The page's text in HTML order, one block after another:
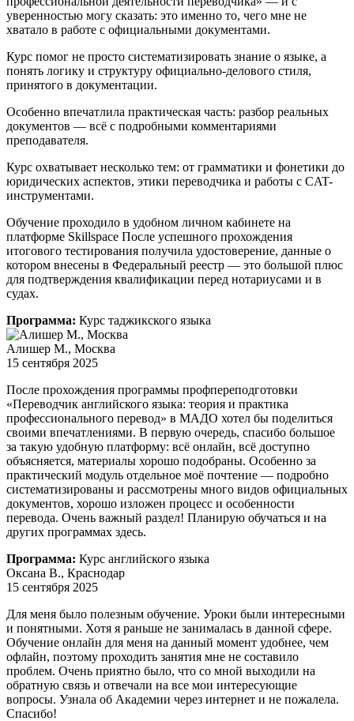
уверенностью могу сказать: это именно то, чего мне не
хватало в работе с официальными документами.
Курс помог не просто систематизировать знание о языке, а
понять логику и структуру официально-делового стиля,
принятого в документации.
Особенно впечатлила практическая часть: разбор реальных
документов — всё с подробными комментариями
преподавателя.
Курс охватывает несколько тем: от грамматики и фонетики до
юридических аспектов, этики переводчика и работы с CAT-
инструментами.
Обучение проходило в удобном личном кабинете на
платформе Skillspace После успешного прохождения
итогового тестирования получила удостоверение, данные о
котором внесены в Федеральный реестр — это большой плюс
для подтверждения квалификации перед нотариусами и в
судах.
Программа: Курс таджикского языка
Алишер М., Москва
15 сентября 2025
После прохождения программы профпереподготовки
«Переводчик английского языка: теория и практика
профессионального перевод» в МАДО хотел бы поделиться
своими впечатлениями. В первую очередь, спасибо большое
за такую удобную платформу: всё онлайн, всё доступно
объясняется, материалы хорошо подобраны. Особенно за
практический модуль отдельное моё почтение — подробно
систематизированы и рассмотрены много видов официальных
документов, хорошо изложен процесс и особенности
перевода. Очень важный раздел! Планирую обучаться и на
других программах здесь.
Программа: Курс английского языка
Оксана В., Краснодар
15 сентября 2025
Для меня было полезным обучение. Уроки были интересными
и понятными. Хотя я раньше не занималась в данной сфере.
Обучение онлайн для меня на данный момент удобнее, чем
офлайн, поэтому проходить занятия мне не составило
проблем. Очень приятно было, что со мной выходили на
обратную связь и отвечали на все мои интересующие
вопросы. Узнала об Академии через интернет и не пожалела.
Спасибо!